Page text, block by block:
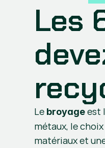
Les
Le broyage est
métaux, le
matériaux et